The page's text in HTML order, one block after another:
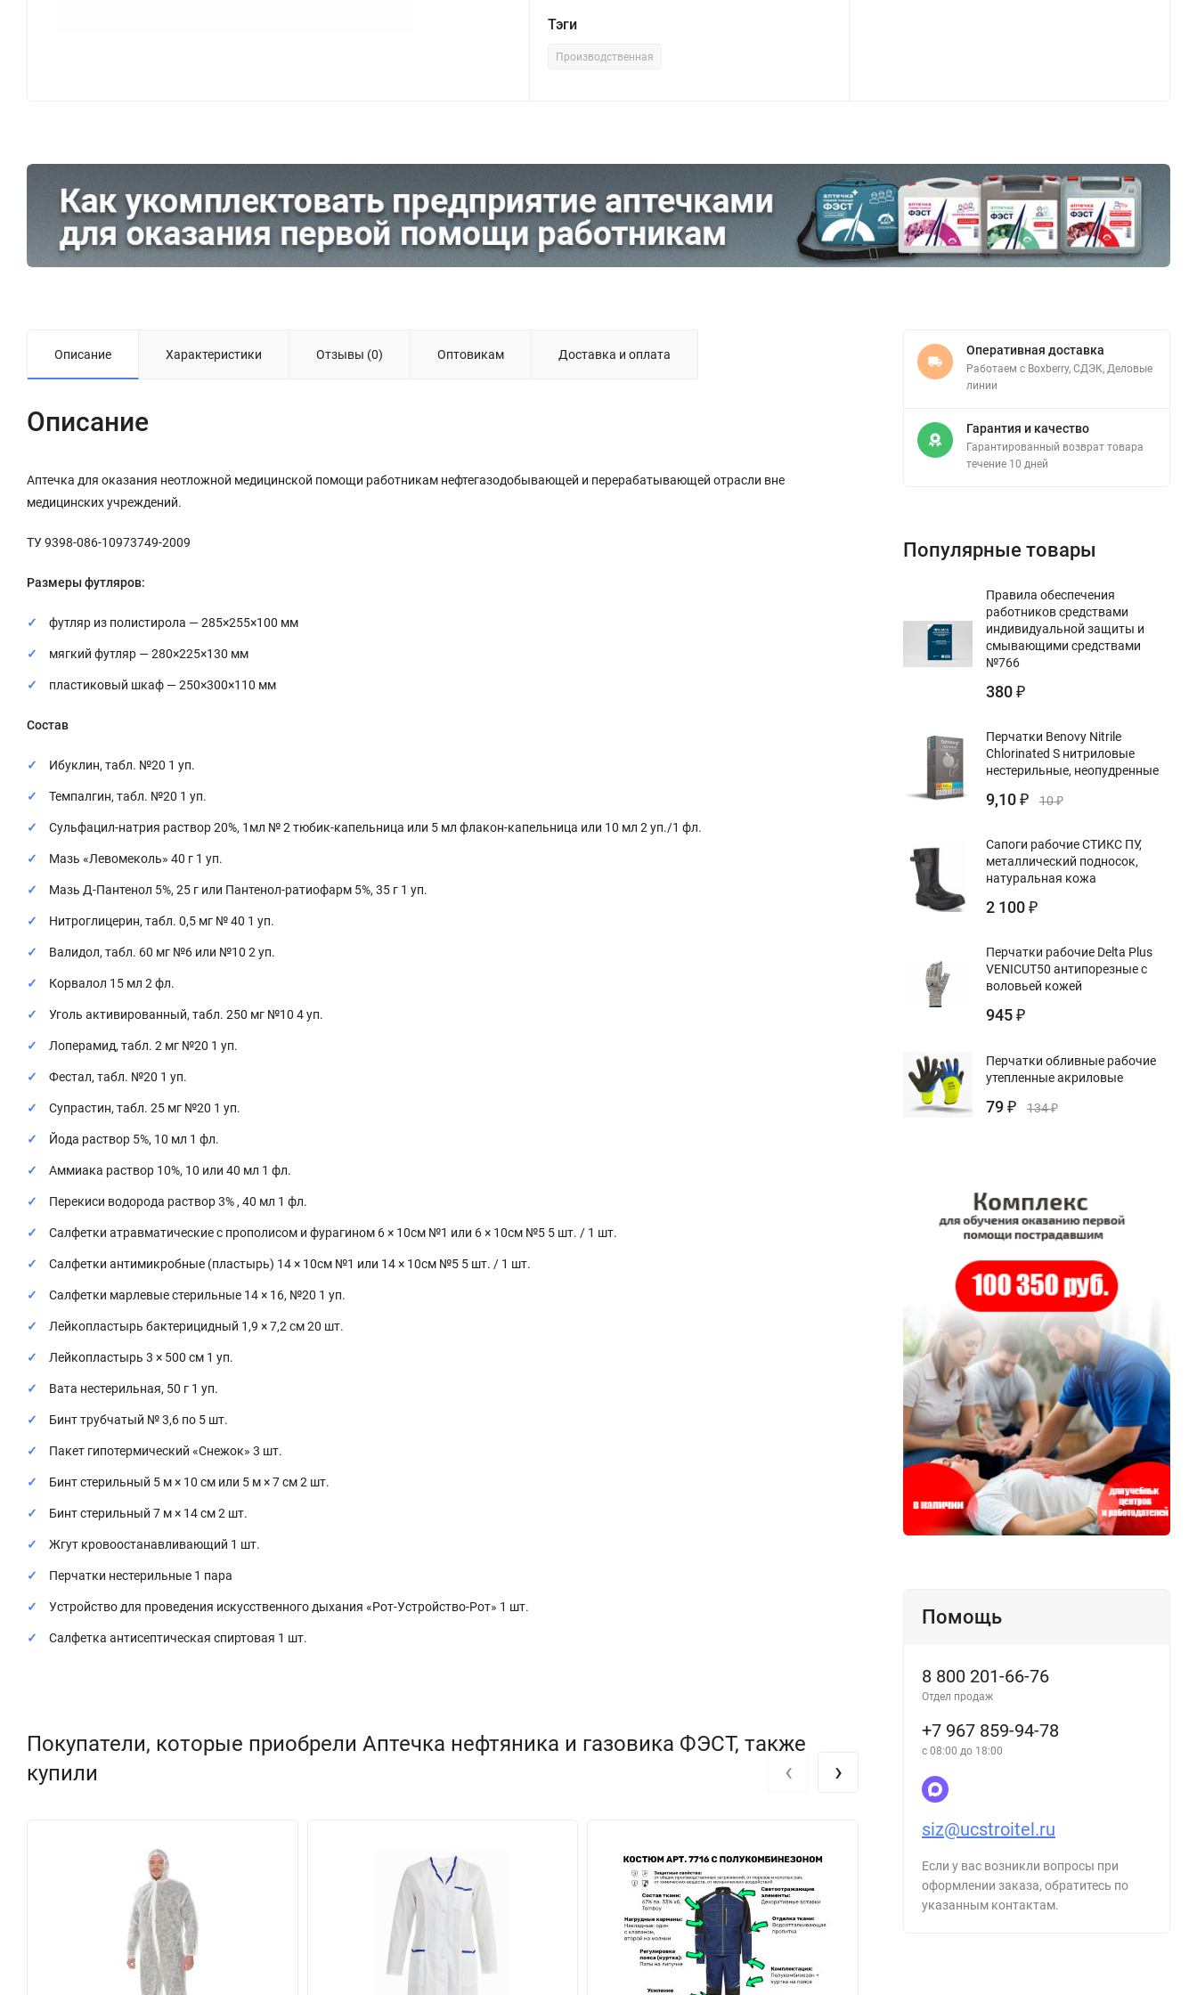
Тэги
Производственная
Описание Характеристики Отзывы (0) Оптовикам Доставка и оплата
Описание
Аптечка для оказания неотложной медицинской помощи работникам нефтегазодобывающей и перерабатывающей отрасли вне
медицинских учреждений.
ТУ 9398-086-10973749-2009
Размеры футляров:
футляр из полистирола — 285×255×100 мм
мягкий футляр — 280×225×130 мм
пластиковый шкаф — 250×300×110 мм
Состав
Ибуклин, табл. №20 1 уп.
Темпалгин, табл. №20 1 уп.
Сульфацил-натрия раствор 20%, 1мл № 2 тюбик-капельница или 5 мл флакон-капельница или 10 мл 2 уп./1 фл.
Мазь «Левомеколь» 40 г 1 уп.
Мазь Д-Пантенол 5%, 25 г или Пантенол-ратиофарм 5%, 35 г 1 уп.
Нитроглицерин, табл. 0,5 мг № 40 1 уп.
Валидол, табл. 60 мг №6 или №10 2 уп.
Корвалол 15 мл 2 фл.
Уголь активированный, табл. 250 мг №10 4 уп.
Лоперамид, табл. 2 мг №20 1 уп.
Фестал, табл. №20 1 уп.
Супрастин, табл. 25 мг №20 1 уп.
Йода раствор 5%, 10 мл 1 фл.
Аммиака раствор 10%, 10 или 40 мл 1 фл.
Перекиси водорода раствор 3% , 40 мл 1 фл.
Салфетки атравматические с прополисом и фурагином 6 × 10см №1 или 6 × 10см №5 5 шт. / 1 шт.
Салфетки антимикробные (пластырь) 14 × 10см №1 или 14 × 10см №5 5 шт. / 1 шт.
Салфетки марлевые стерильные 14 × 16, №20 1 уп.
Лейкопластырь бактерицидный 1,9 × 7,2 см 20 шт.
Лейкопластырь 3 × 500 см 1 уп.
Вата нестерильная, 50 г 1 уп.
Бинт трубчатый № 3,6 по 5 шт.
Пакет гипотермический «Снежок» 3 шт.
Бинт стерильный 5 м × 10 см или 5 м × 7 см 2 шт.
Бинт стерильный 7 м × 14 см 2 шт.
Жгут кровоостанавливающий 1 шт.
Перчатки нестерильные 1 пара
Устройство для проведения искусственного дыхания «Рот-Устройство-Рот» 1 шт.
Салфетка антисептическая спиртовая 1 шт.
Покупатели, которые приобрели Аптечка нефтяника и газовика ФЭСТ, также
купили
‹ ›
Оперативная доставка
Работаем с Boxberry, СДЭК, Деловые
линии
Гарантия и качество
Гарантированный возврат товара
течение 10 дней
Популярные товары
Правила обеспечения
работников средствами
индивидуальной защиты и
смывающими средствами
№766
380 ₽
Перчатки Benovy Nitrile
Chlorinated S нитриловые
нестерильные, неопудренные
9,10 ₽ 10₽
Сапоги рабочие СТИКС ПУ,
металлический подносок,
натуральная кожа
2 100 ₽
Перчатки рабочие Delta Plus
VENICUT50 антипорезные с
воловьей кожей
945 ₽
Перчатки обливные рабочие
утепленные акриловые
79 ₽ 134₽
Помощь
8 800 201-66-76
Отдел продаж
+7 967 859-94-78
с 08:00 до 18:00
siz@ucstroitel.ru
Если у вас возникли вопросы при
оформлении заказа, обратитесь по
указанным контактам.